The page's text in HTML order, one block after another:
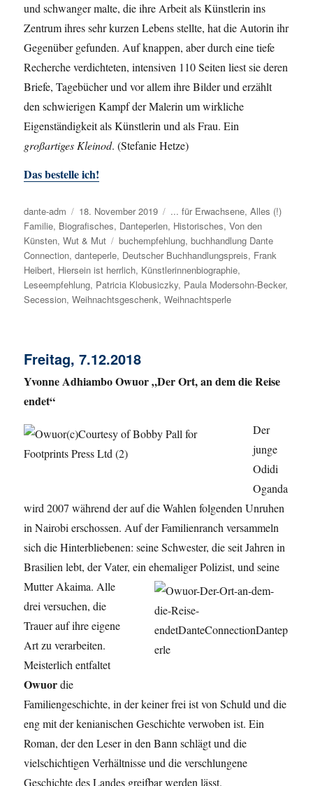
und schwanger malte, die ihre Arbeit als Künstlerin ins
Zentrum ihres sehr kurzen Lebens stellte, hat die Autorin ihr
Gegenüber gefunden. Auf knappen, aber durch eine tiefe
Recherche verdichteten, intensiven 110 Seiten liest sie deren
Briefe, Tagebücher und vor allem ihre Bilder und erzählt
den schwierigen Kampf der Malerin um wirkliche
Eigenständigkeit als Künstlerin und als Frau. Ein
großartiges Kleinod. (Stefanie Hetze)
Das bestelle ich!
Autor
dante-adm
Veröffentlicht
am
18. November 2019 Kategorien
... für Erwachsene,Alles (!)
Familie, Biografisches, Danteperlen, Historisches,Von den
Künsten,Wut & Mut Schlagwörter
buchempfehlung,buchhandlung Dante
Connection,danteperle, Deutscher Buchhandlungspreis, Frank
Heibert, Hiersein ist herrlich, Künstlerinnenbiographie,
Leseempfehlung, Patricia Klobusiczky, Paula Modersohn-Becker,
Secession,Weihnachtsgeschenk,Weihnachtsperle
Freitag, 7.12.2018
Yvonne Adhiambo Owuor „Der Ort, an dem die Reise
endet“
Der
junge
Odidi
Oganda
wird 2007 während der auf die Wahlen folgenden Unruhen
in Nairobi erschossen. Auf der Familienranch versammeln
sich die Hinterbliebenen: seine Schwester, die seit Jahren in
Brasilien lebt, der Vater, ein ehemaliger Polizist, und seine
Mutter Akaima. Alle
drei versuchen, die
Trauer auf ihre eigene
Art zu verarbeiten.
Meisterlich entfaltet
Owuordie
Familiengeschichte, in der keiner frei ist von Schuld und die
eng mit der kenianischen Geschichte verwoben ist. Ein
Roman, der den Leser in den Bann schlägt und die
vielschichtigen Verhältnisse und die verschlungene
Geschichte des Landes greifbar werden lässt.